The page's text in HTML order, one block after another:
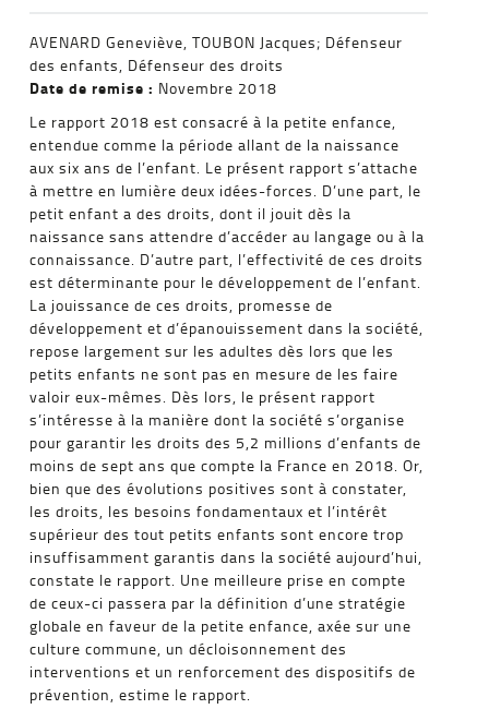
AVENARD Geneviève, TOUBON Jacques; Défenseur
des enfants, Défenseur des droits
Date de remise : Novembre 2018
Le rapport 2018 est consacré à la petite enfance,
entendue comme la période allant de la naissance
aux six ans de l’enfant. Le présent rapport s’attache
à mettre en lumière deux idées-forces. D’une part, le
petit enfant a des droits, dont il jouit dès la
naissance sans attendre d’accéder au langage ou à la
connaissance. D’autre part, l’effectivité de ces droits
est déterminante pour le développement de l’enfant.
La jouissance de ces droits, promesse de
développement et d’épanouissement dans la société,
repose largement sur les adultes dès lors que les
petits enfants ne sont pas en mesure de les faire
valoir eux-mêmes. Dès lors, le présent rapport
s’intéresse à la manière dont la société s’organise
pour garantir les droits des 5,2 millions d’enfants de
moins de sept ans que compte la France en 2018. Or,
bien que des évolutions positives sont à constater,
les droits, les besoins fondamentaux et l’intérêt
supérieur des tout petits enfants sont encore trop
insuffisamment garantis dans la société aujourd’hui,
constate le rapport. Une meilleure prise en compte
de ceux-ci passera par la définition d’une stratégie
globale en faveur de la petite enfance, axée sur une
culture commune, un décloisonnement des
interventions et un renforcement des dispositifs de
prévention, estime le rapport.